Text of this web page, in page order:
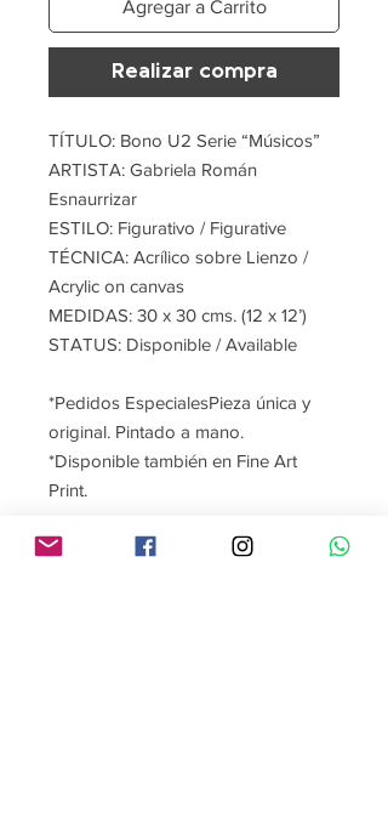
Agregar a Carrito
Realizar compra
TÍTULO: Bono U2 Serie “Músicos”
ARTISTA: Gabriela Román
Esnaurrizar
ESTILO: Figurativo / Figurative
TÉCNICA: Acrílico sobre Lienzo /
Acrylic on canvas
MEDIDAS: 30 x 30 cms. (12 x 12’)
STATUS: Disponible / Available
*Pedidos EspecialesPieza única y
original. Pintado a mano.
*Disponible también en Fine Art
Print.